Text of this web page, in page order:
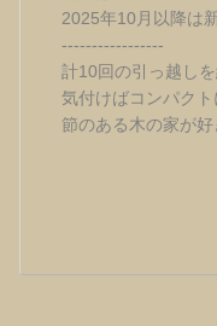
2025年10月以降は
-----------------
計10回の引っ越し
気付けばコンパクト
節のある木の家が好